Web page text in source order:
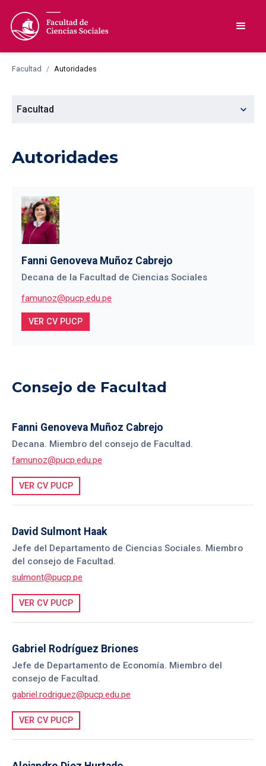
Facultad / Autoridades
Facultad expand_more
Autoridades
Fanni Genoveva Muñoz Cabrejo
Decana de la Facultad de Ciencias Sociales
famunoz@pucp.edu.pe
VER CV PUCP
Consejo de Facultad
Fanni Genoveva Muñoz Cabrejo
Decana. Miembro del consejo de Facultad.
famunoz@pucp.edu.pe
VER CV PUCP
David Sulmont Haak
Jefe del Departamento de Ciencias Sociales. Miembro
del consejo de Facultad.
sulmont@pucp.pe
VER CV PUCP
Gabriel Rodríguez Briones
Jefe de Departamento de Economía. Miembro del
consejo de Facultad.
gabriel.rodriguez@pucp.edu.pe
VER CV PUCP